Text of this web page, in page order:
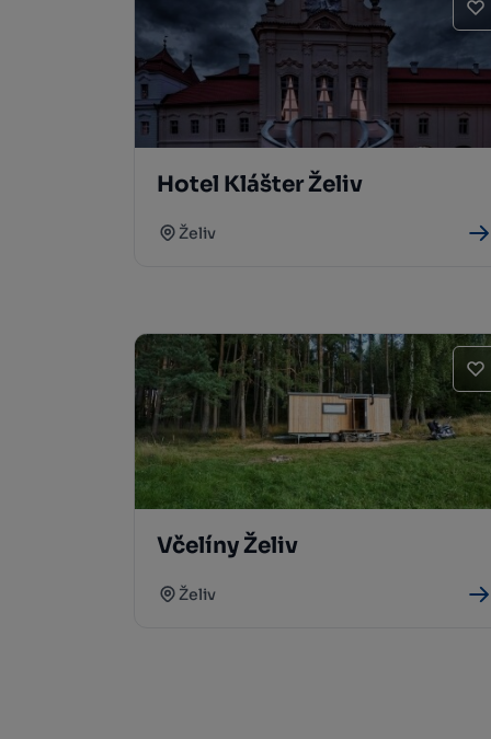
Hotel Klášter Želiv
Želiv
Včelíny Želiv
Želiv